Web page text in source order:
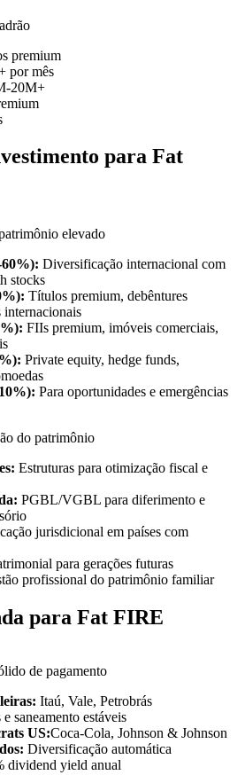
premium
por mês
20M+
para Fat
elevado
60%): Diversificação internacional com
stocks
Títulos premium, debêntures
internacionais
FIIs premium, imóveis comerciais,
Private equity, hedge funds,
Para oportunidades e emergências
do patrimônio
Estruturas para otimização fiscal e
PGBL/VGBL para diferimento e
jurisdicional em países com
para gerações futuras
profissional do patrimônio familiar
para Fat FIRE
de pagamento
Itaú, Vale, Petrobrás
saneamento estáveis
US:Coca-Cola, Johnson & Johnson
Diversificação automática
dividend yield anual